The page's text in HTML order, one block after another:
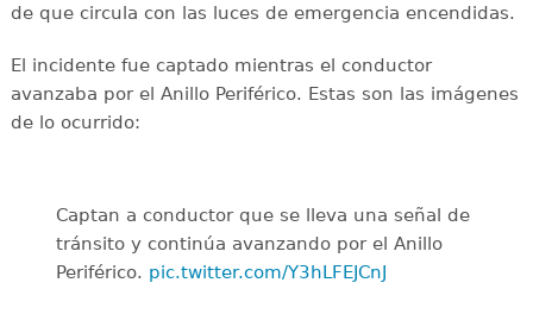
de que circula con las luces de emergencia encendidas.
El incidente fue captado mientras el conductor
avanzaba por el Anillo Periférico. Estas son las imágenes
de lo ocurrido:
Captan a conductor que se lleva una señal de
tránsito y continúa avanzando por el Anillo
Periférico. pic.twitter.com/Y3hLFEJCnJ